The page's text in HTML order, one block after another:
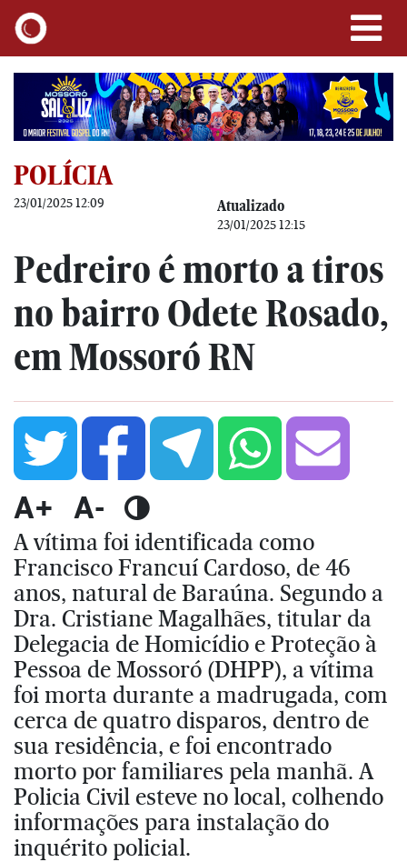
POLÍCIA
23/01/2025 12:09 Atualizado
23/01/2025 12:15
Pedreiro é morto a tiros
no bairro Odete Rosado,
em Mossoró RN
A+ A-
A vítima foi identificada como
Francisco Francuí Cardoso, de 46
anos, natural de Baraúna. Segundo a
Dra. Cristiane Magalhães, titular da
Delegacia de Homicídio e Proteção à
Pessoa de Mossoró (DHPP), a vítima
foi morta durante a madrugada, com
cerca de quatro disparos, dentro de
sua residência, e foi encontrado
morto por familiares pela manhã. A
Policia Civil esteve no local, colhendo
informações para instalação do
inquérito policial.